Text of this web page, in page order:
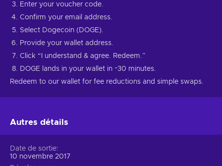
Enter your voucher code.
Confirm your email address.
Select Dogecoin (DOGE).
Provide your wallet address.
Click “I understand & agree. Redeem.”
DOGE lands in your wallet in ~30 minutes.
Redeem to our wallet for fee reductions and simple swaps.
Autres détails
Date de sortie
10 novembre 2017